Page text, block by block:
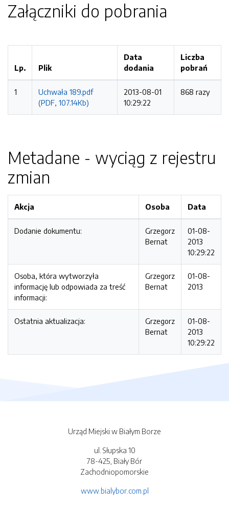
Załączniki do pobrania
Lp. Plik
Data
dodania
Liczba
pobrań
1
Uchwała 189.pdf
(PDF, 107.14Kb)
2013-08-01
10:29:22
868 razy
Metadane - wyciąg z rejestru
zmian
Akcja Osoba Data
Dodanie dokumentu:
Grzegorz
Bernat
01-08-
2013
10:29:22
Osoba, która wytworzyła
informację lub odpowiada za treść
informacji:
Grzegorz
Bernat
01-08-
2013
Ostatnia aktualizacja:
Grzegorz
Bernat
01-08-
2013
10:29:22
Urząd Miejski w Białym Borze
ul. Słupska 10
78-425, Biały Bór
Zachodniopomorskie
www.bialybor.com.pl